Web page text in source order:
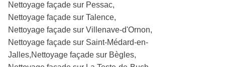
Nettoyage façade sur Pessac,
Nettoyage façade sur Talence,
Nettoyage façade sur Villenave-d'Ornon,
Nettoyage façade sur Saint-Médard-en-
Jalles,Nettoyage façade sur Bègles,